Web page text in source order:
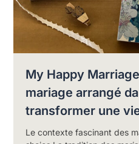
My Happy
mariage arrangé
transformer une
Le contexte fascinant des